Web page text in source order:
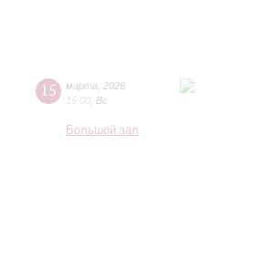
15 марта
2026
15:00 Вс
Большой зал